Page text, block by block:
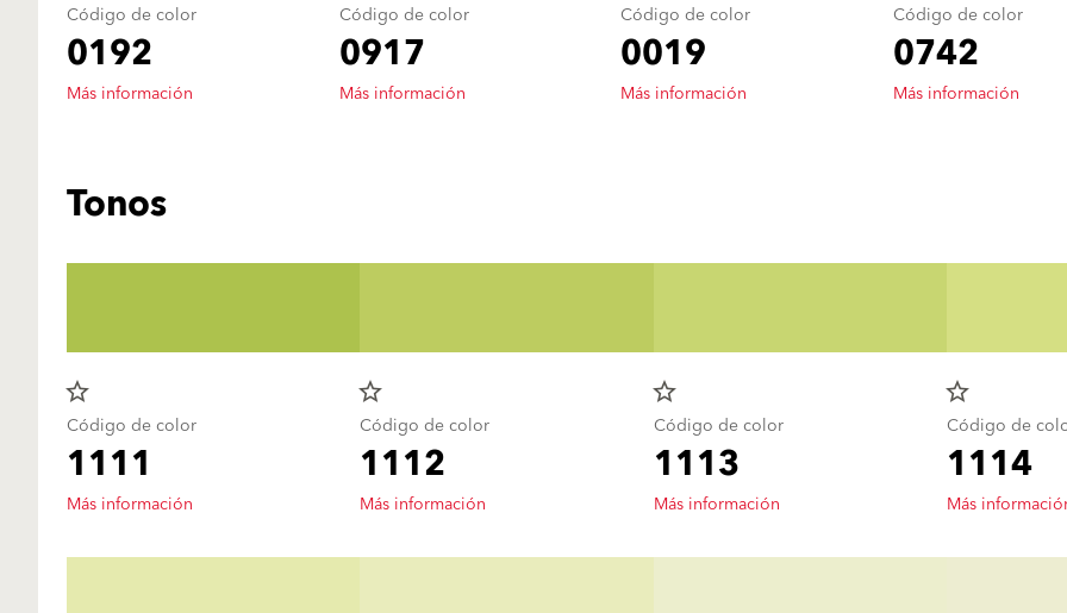
Código de color
0192
Más información
Código de color
0917
Más información
Código de color
0019
Más información
Código de color
0742
Más información
Tonos
star_border
Código de color
1111
Más información
star_border
Código de color
1112
Más información
star_border
Código de color
1113
Más información
star_border
Código de
1114
Más